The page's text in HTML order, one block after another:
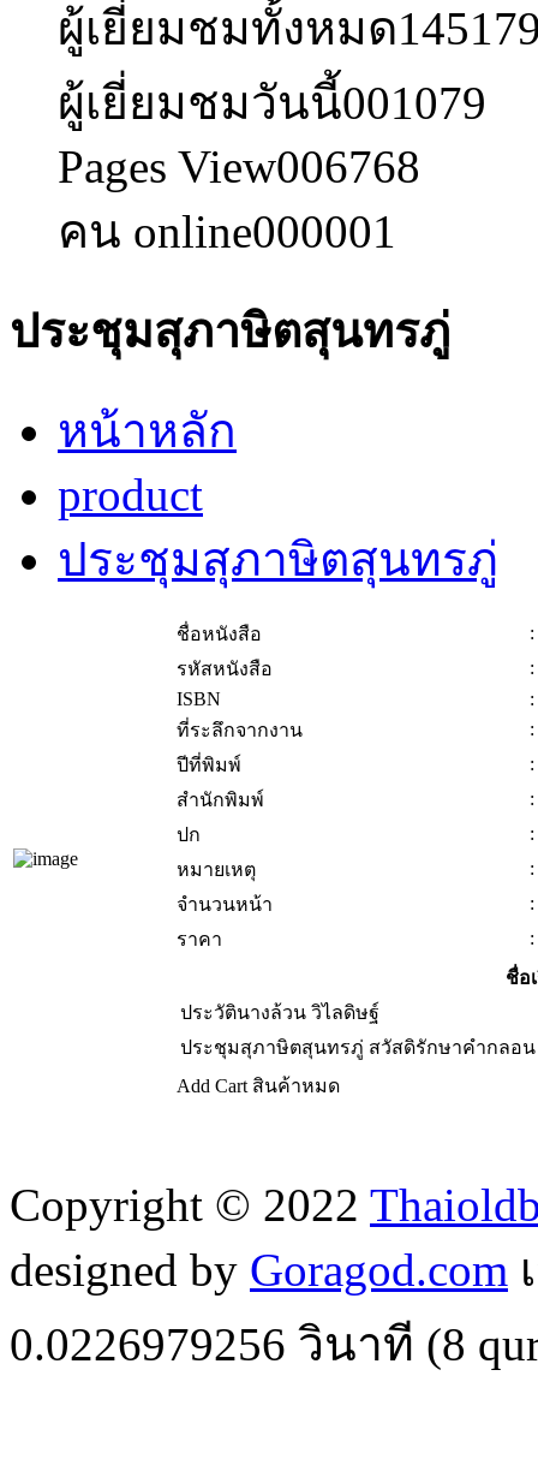
ผู้เยี่ยมชมทั้งหมด
ผู้เยี่ยมชมวันนี้001079
Pages View006768
คน online000001
ประชุมสุภาษิตสุนทรภู่
หน้าหลัก
product
ประชุมสุภาษิตสุนทรภู่
ชื่อหนังสือ
:
รหัสหนังสือ
:
ISBN
:
ที่ระลึกจากงาน
:
ปีที่พิมพ์
:
สำนักพิมพ์
:
ปก
:
หมายเหตุ
:
จำนวนหน้า
:
ราคา
:
ชื่อ
ประวัตินางล้วน วิไลดิษฐ์
ประชุมสุภาษิตสุนทรภู่ สวัสดิรักษาคำกลอ
Add Cart สินค้าหมด
Copyright © 2022
designed by Goragod.com
0.0226979256 วินาที (8